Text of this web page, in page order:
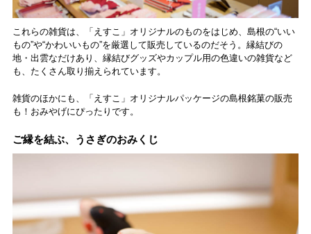
これらの雑貨は、「えすこ」オリジナルのものをはじめ、島根の“いい
もの”や“かわいいもの”を厳選して販売しているのだそう。縁結びの
地・出雲なだけあり、縁結びグッズやカップル用の色違いの雑貨など
も、たくさん取り揃えられています。
雑貨のほかにも、「えすこ」オリジナルパッケージの島根銘菓の販売
も！おみやげにぴったりです。
ご縁を結ぶ、うさぎのおみくじ